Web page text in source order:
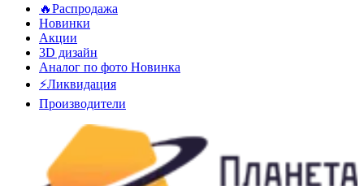
🔥Распродажа
Новинки
Акции
3D дизайн
Аналог по фото Новинка
⚡Ликвидация
Производители